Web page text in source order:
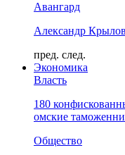
Авангард
Александр
пред. след.
Экономика
Власть
180
омские
Общество